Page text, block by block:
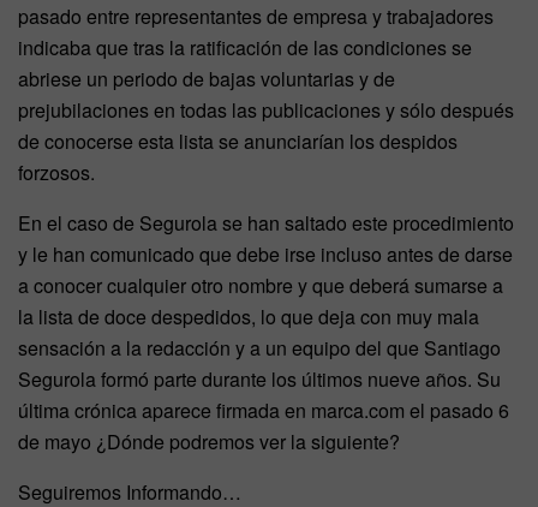
pasado entre representantes de empresa y trabajadores
indicaba que tras la ratificación de las condiciones se
abriese un periodo de bajas voluntarias y de
prejubilaciones en todas las publicaciones y sólo después
de conocerse esta lista se anunciarían los despidos
forzosos.
En el caso de Segurola se han saltado este procedimiento
y le han comunicado que debe irse incluso antes de darse
a conocer cualquier otro nombre y que deberá sumarse a
la lista de doce despedidos, lo que deja con muy mala
sensación a la redacción y a un equipo del que Santiago
Segurola formó parte durante los últimos nueve años. Su
última crónica aparece firmada en marca.com el pasado 6
de mayo ¿Dónde podremos ver la siguiente?
Seguiremos Informando…